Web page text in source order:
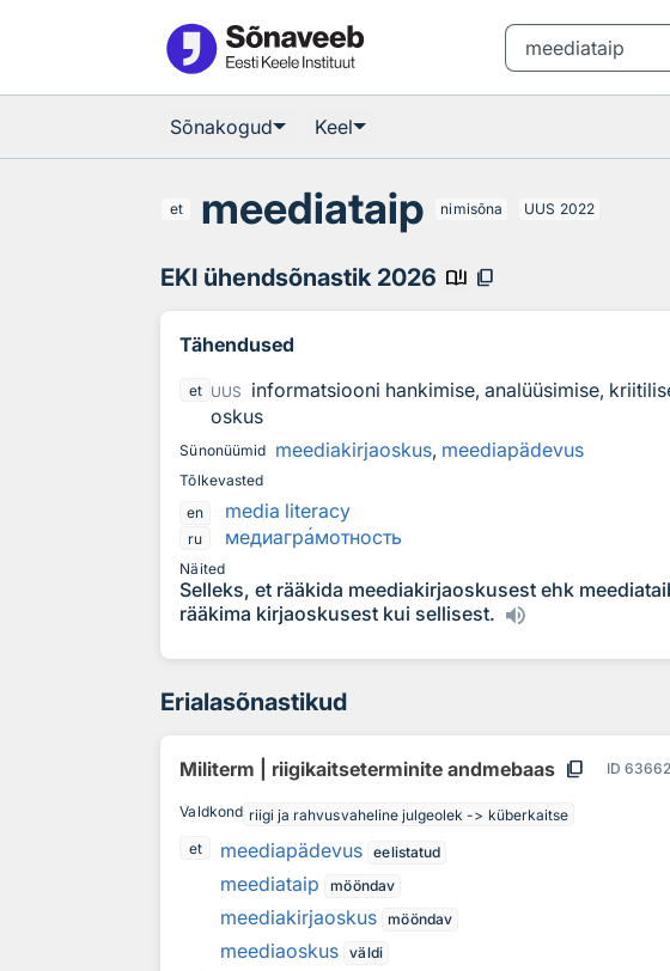
Sõnakogud Keel
et meediataip nimisõna UUS 2022
EKI ühendsõnastik 2026 book_ribbon content_copy
Tähendused
et UUS
informatsiooni hankimise, analüüsimise,
oskus
Sünonüümid meediakirjaoskus, meediapädevus
Tõlkevasted
en
media literacy
ru медиаграмотность
Näited
Selleks, et rääkida meediakirjaoskusest ehk
rääkima kirjaoskusest kui sellisest.
Erialasõnastikud
Militerm | riigikaitseterminite andmebaas content_copy ID
Valdkond riigi ja rahvusvaheline julgeolek -> küberkaitse
et
meediapädevus eelistatud
meediataip mööndav
meediakirjaoskus mööndav
meediaoskus
väldi